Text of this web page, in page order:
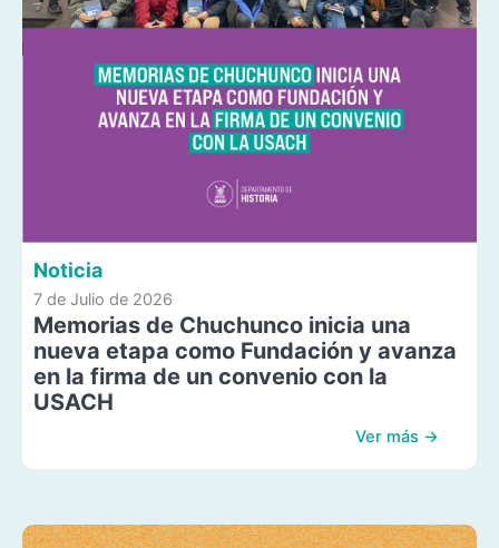
Noticia
7 de Julio de 2026
Memorias de Chuchunco inicia una
nueva etapa como Fundación y avanza
en la firma de un convenio con la
USACH
Ver más →